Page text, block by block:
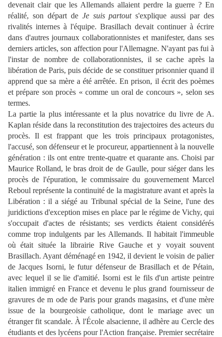
devenait clair que les Allemands allaient perdre la guerre ? En
réalité, son départ de Je suis partouts'explique aussi par des
rivalités internes à l'équipe. Brasillach devait continuer à écrire
dans d'autres journaux collaborationnistes et manifester, dans ses
derniers articles, son affection pour l'Allemagne. N'ayant pas fui à
l'instar de nombre de collaborationnistes, il se cache après la
libération de Paris, puis décide de se constituer prisonnier quand il
apprend que sa mère a été arrêtée. En prison, il écrit des poèmes
et prépare son procès « comme un oral de concours », selon ses
termes.
La partie la plus intéressante et la plus novatrice du livre de A.
Kaplan réside dans la reconstitution des trajectoires des acteurs du
procès. Il est frappant que les trois principaux protagonistes,
l'accusé, son défenseur et le procureur, appartiennent à la nouvelle
génération : ils ont entre trente-quatre et quarante ans. Choisi par
Maurice Rolland, le bras droit de de Gaulle, pour siéger dans les
procès de l'épuration, le commissaire du gouvernement Marcel
Reboul représente la continuité de la magistrature avant et après la
Libération : il a siégé au Tribunal spécial de la Seine, l'une des
juridictions d'exception mises en place par le régime de Vichy, qui
s'occupait d'actes de résistants; ses verdicts étaient considérés
comme trop indulgents par les Allemands. Il habitait l'immeuble
où était située la librairie Rive Gauche et y voyait souvent
Brasillach. Ayant déménagé en 1942, il devient le voisin de palier
de Jacques Isorni, le futur défenseur de Brasillach et de Pétain,
avec lequel il se lie d'amitié. Isorni est le fils d'un artiste peintre
italien immigré en France et devenu le plus grand fournisseur de
gravures de m ode de Paris pour grands magasins, et d'une mère
issue de la bourgeoisie catholique, dont le mariage avec un
étranger fit scandale. À l'École alsacienne, il adhère au Cercle des
étudiants et des lycéens pour l'Action française. Premier secrétaire